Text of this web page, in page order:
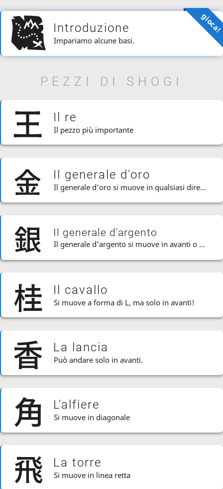
gioca!
Introduzione
Impariamo alcune basi.
PEZZI DI SHOGI
Il re
Il pezzo più importante
Il generale d'oro
Il generale d'oro si muove in qualsiasi direzione TRANNE diagonalmente indietro.
Il generale d'argento
Il generale d'argento si muove in avanti o diagonalmente indietro.
Il cavallo
Si muove a forma di L, ma solo in avanti!
La lancia
Può andare solo in avanti.
L'alfiere
Si muove in diagonale
La torre
Si muove in linea retta